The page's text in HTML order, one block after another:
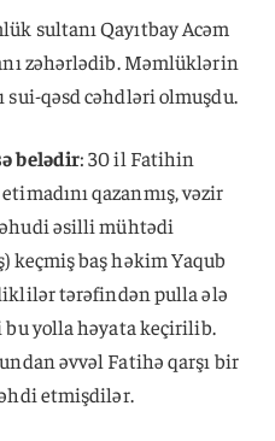
sultanı Qayıtbay Acəm
zəhərlədib. Məmlüklərin
sui-qəsd cəhdləri olmuşdu.
belədir: 30 il Fatihin
qazanmış, vəzir
əsilli mühtədi
keçmiş baş həkim Yaqub
tərəfindən pulla ələ
bu yolla həyata keçirilib.
əvvəl Fatihə qarşı bir
etmişdilər.